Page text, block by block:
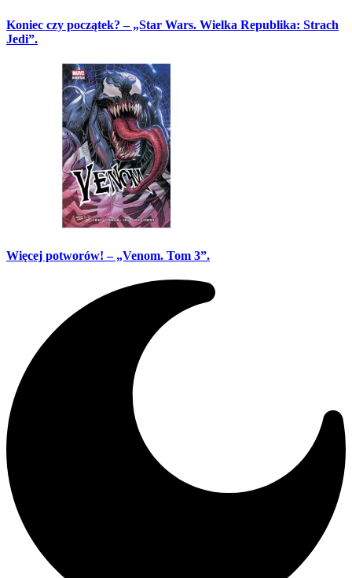
Koniec czy początek? – „Star Wars. Wielka Republika: Strach
Jedi”.
Więcej potworów! – „Venom. Tom 3”.